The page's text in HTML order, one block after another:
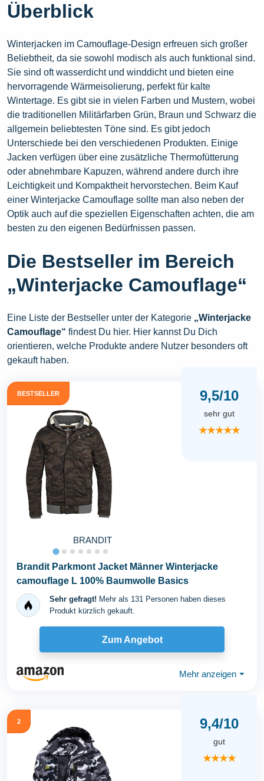
Überblick
Winterjacken im Camouflage-Design erfreuen sich großer
Beliebtheit, da sie sowohl modisch als auch funktional sind.
Sie sind oft wasserdicht und winddicht und bieten eine
hervorragende Wärmeisolierung, perfekt für kalte
Wintertage. Es gibt sie in vielen Farben und Mustern, wobei
die traditionellen Militärfarben Grün, Braun und Schwarz die
allgemein beliebtesten Töne sind. Es gibt jedoch
Unterschiede bei den verschiedenen Produkten. Einige
Jacken verfügen über eine zusätzliche Thermofütterung
oder abnehmbare Kapuzen, während andere durch ihre
Leichtigkeit und Kompaktheit hervorstechen. Beim Kauf
einer Winterjacke Camouflage sollte man also neben der
Optik auch auf die speziellen Eigenschaften achten, die am
besten zu den eigenen Bedürfnissen passen.
Die Bestseller im Bereich
„Winterjacke Camouflage“
Eine Liste der Bestseller unter der Kategorie „Winterjacke
Camouflage“ findest Du hier. Hier kannst Du Dich
orientieren, welche Produkte andere Nutzer besonders oft
gekauft haben.
BESTSELLER
BRANDIT
9,5/10
sehr gut
★★★★★
Brandit Parkmont Jacket Männer Winterjacke
camouflage L 100% Baumwolle Basics
Sehr gefragt! Mehr als 131 Personen haben dieses
Produkt kürzlich gekauft.
Zum Angebot
Mehr anzeigen ⏷
2 9,4/10
gut
★★★★